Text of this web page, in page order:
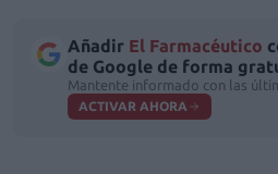
Añadir El Farmacéutico
de Google de forma
Mantente informado con las
ACTIVAR AHORA